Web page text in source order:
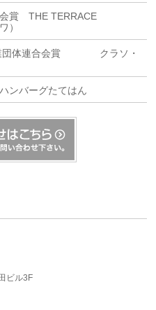
賞 THE TERRACE
）
業団体連合会賞 クラソ・
ンバーグたてはん
ビル3F